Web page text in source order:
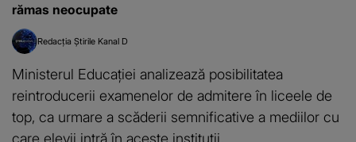
rămas neocupate
Redacția Știrile Kanal D
Ministerul Educației analizează posibilitatea
reintroducerii examenelor de admitere în liceele de
top, ca urmare a scăderii semnificative a mediilor cu
care elevii intră în aceste instituții.